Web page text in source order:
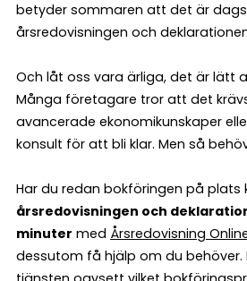
betyder sommaren att det är
årsredovisningen och
Och låt oss vara ärliga, det är lätt
Många företagare tror att det
avancerade ekonomikunskaper
konsult för att bli klar. Men så
Har du redan bokföringen på plats
årsredovisningen och
minuter med Årsredovisning
dessutom få hjälp om du